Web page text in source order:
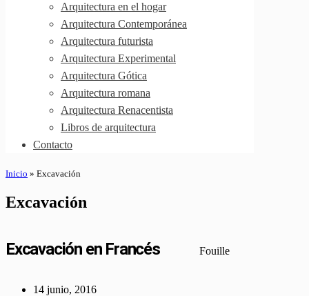
Arquitectura en el hogar
Arquitectura Contemporánea
Arquitectura futurista
Arquitectura Experimental
Arquitectura Gótica
Arquitectura romana
Arquitectura Renacentista
Libros de arquitectura
Contacto
Inicio » Excavación
Excavación
Excavación en Francés Fouille
14 junio, 2016